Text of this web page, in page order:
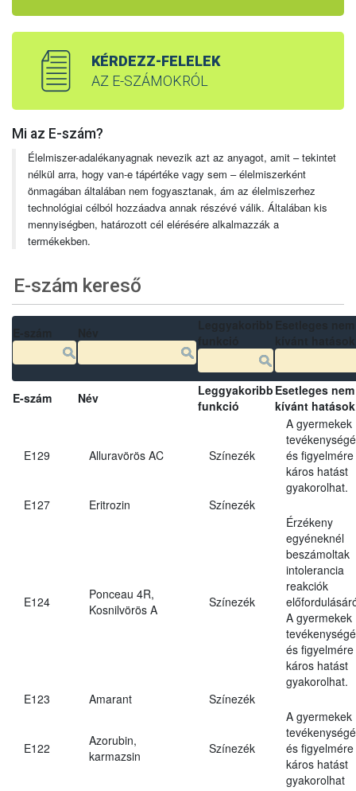
KÉRDEZZ-FELELEK
AZ E-SZÁMOKRÓL
Mi az E-szám?
Élelmiszer-adalékanyagnak nevezik azt az anyagot, amit – tekintet
nélkül arra, hogy van-e tápértéke vagy sem – élelmiszerként
önmagában általában nem fogyasztanak, ám az élelmiszerhez
technológiai célból hozzáadva annak részévé válik. Általában kis
mennyiségben, határozott cél elérésére alkalmazzák a
termékekben.
E-szám kereső
E-szám Név
Leggyakoribb
funkció
Esetleges nem
kívánt hatások
E129 Alluravörös AC Színezék
A gyermekek
és figyelmére
káros hatást
gyakorolhat.
E127
Eritrozin Színezék
E124
Ponceau 4R,
Kosnilvörös A
Színezék
Érzékeny
egyéneknél
beszámoltak
intolerancia
reakciók
A gyermekek
és figyelmére
káros hatást
gyakorolhat.
E123
Amarant Színezék
E122
Azorubin,
karmazsin
Színezék
A gyermekek
és figyelmére
káros hatást
gyakorolhat